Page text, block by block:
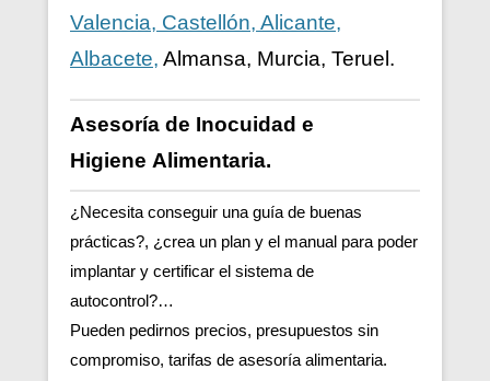
Valencia, Castellón, Alicante,
Albacete, Almansa, Murcia, Teruel.
Asesoría de Inocuidad e
Higiene Alimentaria.
¿Necesita conseguir una guía de buenas
prácticas?, ¿crea un plan y el manual para poder
implantar y certificar el sistema de
autocontrol?…
Pueden pedirnos precios, presupuestos sin
compromiso, tarifas de asesoría alimentaria.